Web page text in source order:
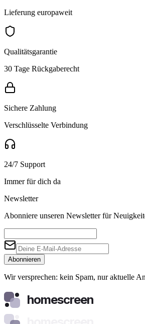
Lieferung europaweit
Qualitätsgarantie
30 Tage Rückgaberecht
Sichere Zahlung
Verschlüsselte Verbindung
24/7 Support
Immer für dich da
Newsletter
Abonniere unseren Newsletter für
Abonnieren
Wir versprechen: kein Spam, nur aktuelle
homescreen